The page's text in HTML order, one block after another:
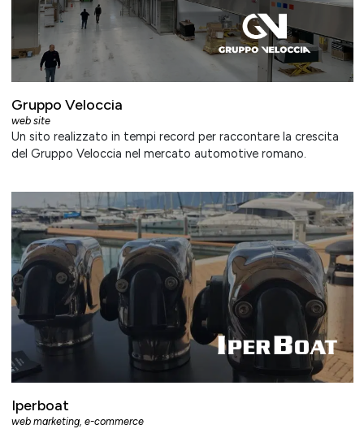
Gruppo Veloccia
web site
Un sito realizzato in tempi record per raccontare la crescita
del Gruppo Veloccia nel mercato automotive romano.
Iperboat
web marketing, e-commerce